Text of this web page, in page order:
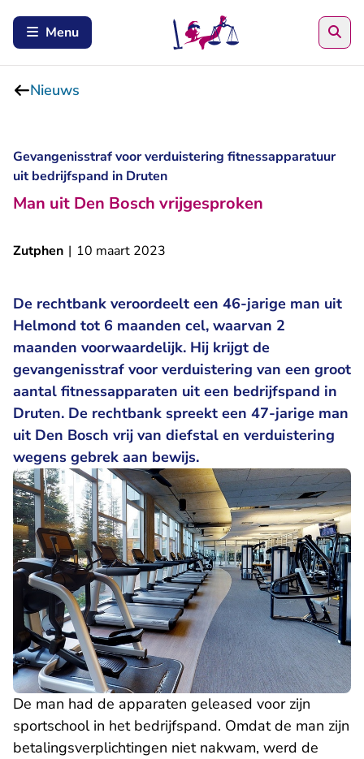
Menu
Nieuws
Gevangenisstraf voor verduistering fitnessapparatuur
uit bedrijfspand in Druten
Man uit Den Bosch vrijgesproken
Zutphen | 10 maart 2023
De rechtbank veroordeelt een 46-jarige man uit
Helmond tot 6 maanden cel, waarvan 2
maanden voorwaardelijk. Hij krijgt de
gevangenisstraf voor verduistering van een groot
aantal fitnessapparaten uit een bedrijfspand in
Druten. De rechtbank spreekt een 47-jarige man
uit Den Bosch vrij van diefstal en verduistering
wegens gebrek aan bewijs.
De man had de apparaten geleased voor zijn
sportschool in het bedrijfspand. Omdat de man zijn
betalingsverplichtingen niet nakwam, werd de